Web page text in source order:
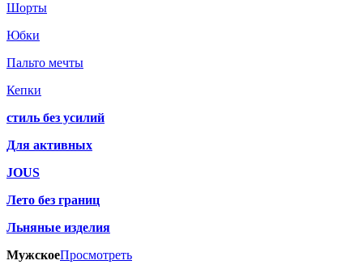
Шорты
Юбки
Пальто мечты
Кепки
стиль без усилий
Для активных
JOUS
Лето без границ
Льняные изделия
МужскоеПросмотреть